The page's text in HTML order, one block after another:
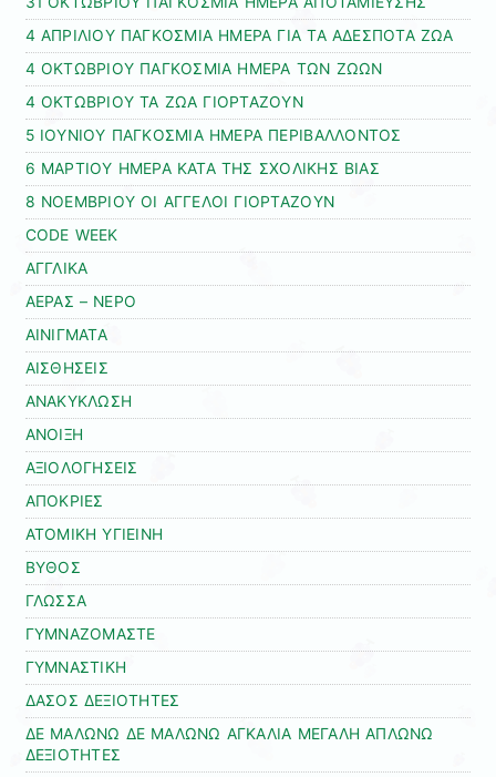
4 ΑΠΡΙΛΙΟΥ ΠΑΓΚΟΣΜΙΑ ΗΜΕΡΑ ΓΙΑ ΤΑ ΑΔΕΣΠΟΤΑ ΖΩΑ
4 ΟΚΤΩΒΡΙΟΥ ΠΑΓΚΟΣΜΙΑ ΗΜΕΡΑ ΤΩΝ ΖΩΩΝ
4 ΟΚΤΩΒΡΙΟΥ ΤΑ ΖΩΑ ΓΙΟΡΤΑΖΟΥΝ
5 ΙΟΥΝΙΟΥ ΠΑΓΚΟΣΜΙΑ ΗΜΕΡΑ ΠΕΡΙΒΑΛΛΟΝΤΟΣ
6 ΜΑΡΤΙΟΥ ΗΜΕΡΑ ΚΑΤΑ ΤΗΣ ΣΧΟΛΙΚΗΣ ΒΙΑΣ
8 ΝΟΕΜΒΡΙΟΥ ΟΙ ΑΓΓΕΛΟΙ ΓΙΟΡΤΑΖΟΥΝ
CODE WEEK
ΑΓΓΛΙΚΑ
ΑΕΡΑΣ – ΝΕΡΟ
ΑΙΝΙΓΜΑΤΑ
ΑΙΣΘΗΣΕΙΣ
ΑΝΑΚΥΚΛΩΣΗ
ΑΝΟΙΞΗ
ΑΞΙΟΛΟΓΗΣΕΙΣ
ΑΠΟΚΡΙΕΣ
ΑΤΟΜΙΚΗ ΥΓΙΕΙΝΗ
ΒΥΘΟΣ
ΓΛΩΣΣΑ
ΓΥΜΝΑΖΟΜΑΣΤΕ
ΓΥΜΝΑΣΤΙΚΗ
ΔΑΣΟΣ ΔΕΞΙΟΤΗΤΕΣ
ΔΕ ΜΑΛΩΝΩ ΔΕ ΜΑΛΩΝΩ ΑΓΚΑΛΙΑ ΜΕΓΑΛΗ ΑΠΛΩΝΩ
ΔΕΞΙΟΤΗΤΕΣ